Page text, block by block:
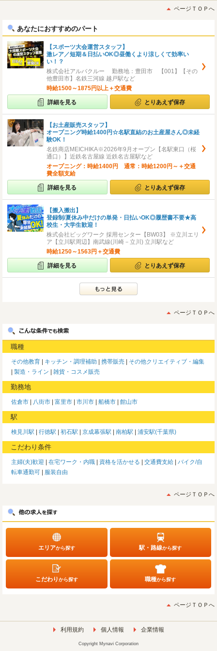
後
ページＴＯＰへ
あなたにおすすめのパート
【スポーツ大会運営スタッフ】
激レア／短期＆日払いOK◎昼働くより涼しくて効率い
い！？
株式会社アルバクルー 勤務地：豊田市 【001】【その
他豊田市】名鉄三河線 越戸駅など
時給1500～1875円以上＋交通費
詳細を見る とりあえず保存
【お土産販売スタッフ】
オープニング時給1400円☆名駅直結のお土産屋さん◎未経
験OK！
名鉄商店MEICHIKA※2026年9月オープン【名駅東口（桜
通口）】近鉄名古屋線 近鉄名古屋駅など
オープニング：時給1400円 通常：時給1200円～＋交通
費全額支給
詳細を見る とりあえず保存
【搬入搬出】
登録制/夏休み中だけの単発・日払いOK◎履歴書不要★高
校生・大学生歓迎！
株式会社ビッグワーク 採用センター【BW03】 ※立川エリ
ア【立川駅周辺】南武線(川崎－立川) 立川駅など
時給1250～1563円＋交通費
詳細を見る とりあえず保存
ページＴＯＰへ
職種
その他教育 キッチン・調理補助 携帯販売
その他クリエイティブ・編集
製造・ライン
雑貨・コスメ販売
勤務地
佐倉市 八街市 富里市 市川市 船橋市 館山市
駅
検見川駅 行徳駅 初石駅 京成幕張駅 南柏駅 浦安駅(千葉県)
こだわり条件
主婦(夫)歓迎 在宅ワーク・内職 資格を活かせる 交通費支給
バイク/自
転車通勤可
服装自由
ページＴＯＰへ
エリアから探す 駅・路線から探す
こだわりから探す 職種から探す
ページＴＯＰへ
利用規約 個人情報 企業情報
Copyright Mynavi Corporation